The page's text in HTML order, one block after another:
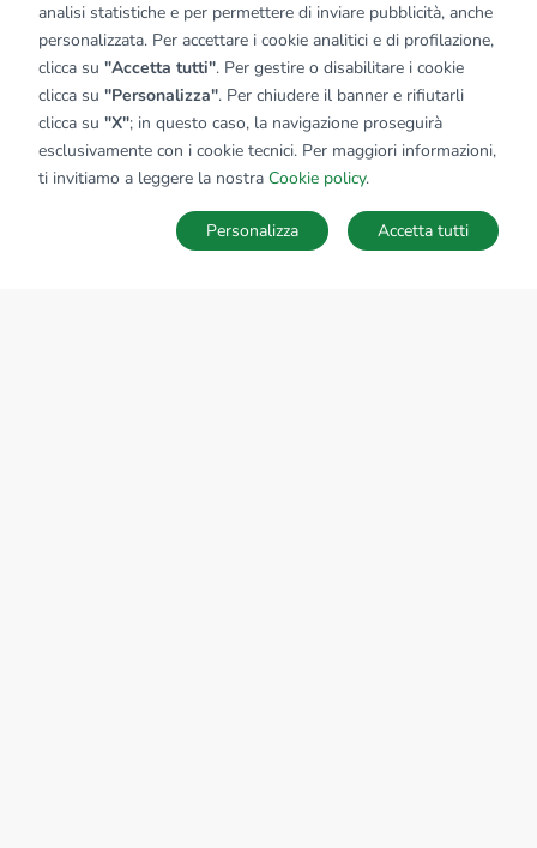
SALVA RICERCA
analisi statistiche e per permettere di inviare pubblicità, anche
personalizzata. Per accettare i cookie analitici e di profilazione,
clicca su "Accetta tutti". Per gestire o disabilitare i cookie
clicca su "Personalizza". Per chiudere il banner e rifiutarli
clicca su "X"; in questo caso, la navigazione proseguirà
esclusivamente con i cookie tecnici. Per maggiori informazioni,
ti invitiamo a leggere la nostra Cookie policy.
Accetta tutti
Personalizza